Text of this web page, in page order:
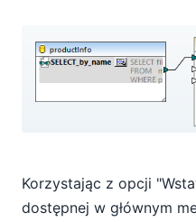
Korzystając z opcji
dostępnej w głównym